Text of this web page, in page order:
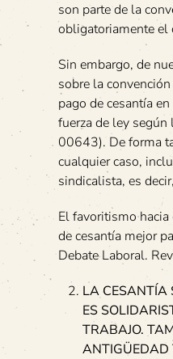
son parte de la
obligatoriamente el
Sin embargo, de
sobre la
pago de cesantía
fuerza de ley
00643). De forma
cualquier caso,
sindicalista, es
El favoritismo
de cesantía mejor
Debate Laboral.
LA CESANTÍA
ES
TRABAJO.
ANTIGÜEDAD